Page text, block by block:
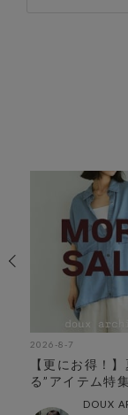
2026-8-7
【更にお得！】
る”アイテム特集
DOUX